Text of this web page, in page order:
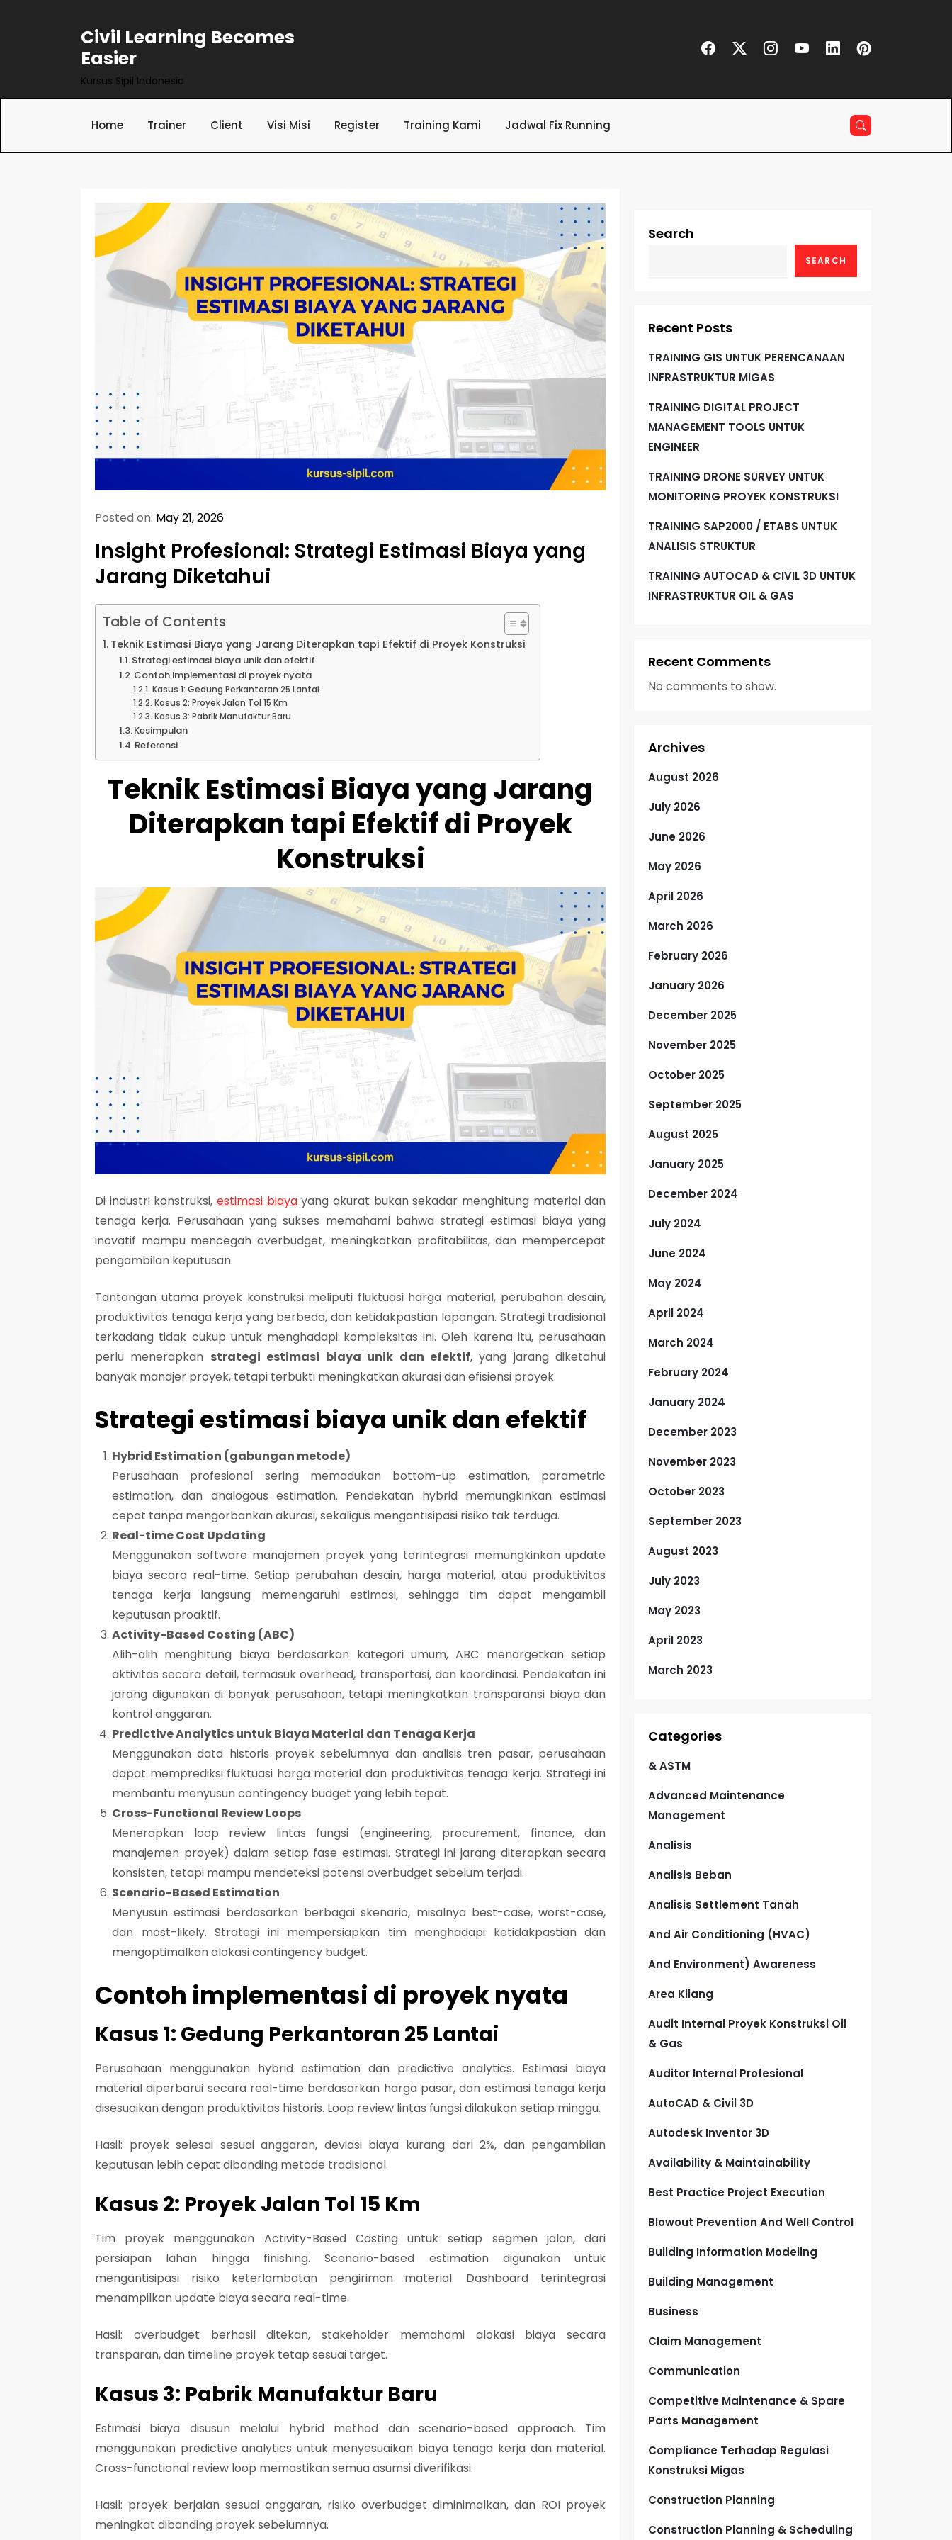
Civil Learning Becomes
Easier
Kursus Sipil Indonesia
Home Trainer Client Visi Misi Register Training Kami Jadwal Fix Running
Posted on: May 21, 2026
Insight Profesional: Strategi Estimasi Biaya yang
Jarang Diketahui
Table of Contents
Teknik Estimasi Biaya yang Jarang Diterapkan tapi Efektif di Proyek Konstruksi
Strategi estimasi biaya unik dan efektif
Contoh implementasi di proyek nyata
Kasus 1: Gedung Perkantoran 25 Lantai
Kasus 2: Proyek Jalan Tol 15 Km
Kasus 3: Pabrik Manufaktur Baru
Kesimpulan
Referensi
Teknik Estimasi Biaya yang Jarang
Diterapkan tapi Efektif di Proyek
Konstruksi
Di industri konstruksi, estimasi biayayang akurat bukan sekadar menghitung material dan
tenaga kerja. Perusahaan yang sukses memahami bahwa strategi estimasi biaya yang
inovatif mampu mencegah overbudget, meningkatkan profitabilitas, dan mempercepat
pengambilan keputusan.
Tantangan utama proyek konstruksi meliputi fluktuasi harga material, perubahan desain,
produktivitas tenaga kerja yang berbeda, dan ketidakpastian lapangan. Strategi tradisional
terkadang tidak cukup untuk menghadapi kompleksitas ini. Oleh karena itu, perusahaan
perlu menerapkan strategi estimasi biaya unik dan efektif, yang jarang diketahui
banyak manajer proyek, tetapi terbukti meningkatkan akurasi dan efisiensi proyek.
Strategi estimasi biaya unik dan efektif
Hybrid Estimation (gabungan metode)
Perusahaan profesional sering memadukan bottom-up estimation, parametric
estimation, dan analogous estimation. Pendekatan hybrid memungkinkan estimasi
cepat tanpa mengorbankan akurasi, sekaligus mengantisipasi risiko tak terduga.
Real-time Cost Updating
Menggunakan software manajemen proyek yang terintegrasi memungkinkan update
biaya secara real-time. Setiap perubahan desain, harga material, atau produktivitas
tenaga kerja langsung memengaruhi estimasi, sehingga tim dapat mengambil
keputusan proaktif.
Activity-Based Costing (ABC)
Alih-alih menghitung biaya berdasarkan kategori umum, ABC menargetkan setiap
aktivitas secara detail, termasuk overhead, transportasi, dan koordinasi. Pendekatan ini
jarang digunakan di banyak perusahaan, tetapi meningkatkan transparansi biaya dan
kontrol anggaran.
Predictive Analytics untuk Biaya Material dan Tenaga Kerja
Menggunakan data historis proyek sebelumnya dan analisis tren pasar, perusahaan
dapat memprediksi fluktuasi harga material dan produktivitas tenaga kerja. Strategi ini
membantu menyusun contingency budget yang lebih tepat.
Cross-Functional Review Loops
Menerapkan loop review lintas fungsi (engineering, procurement, finance, dan
manajemen proyek) dalam setiap fase estimasi. Strategi ini jarang diterapkan secara
konsisten, tetapi mampu mendeteksi potensi overbudget sebelum terjadi.
Scenario-Based Estimation
Menyusun estimasi berdasarkan berbagai skenario, misalnya best-case, worst-case,
dan most-likely. Strategi ini mempersiapkan tim menghadapi ketidakpastian dan
mengoptimalkan alokasi contingency budget.
Contoh implementasi di proyek nyata
Kasus 1: Gedung Perkantoran 25 Lantai
Perusahaan menggunakan hybrid estimation dan predictive analytics. Estimasi biaya
material diperbarui secara real-time berdasarkan harga pasar, dan estimasi tenaga kerja
disesuaikan dengan produktivitas historis. Loop review lintas fungsi dilakukan setiap minggu.
Hasil: proyek selesai sesuai anggaran, deviasi biaya kurang dari 2%, dan pengambilan
keputusan lebih cepat dibanding metode tradisional.
Kasus 2: Proyek Jalan Tol 15 Km
Tim proyek menggunakan Activity-Based Costing untuk setiap segmen jalan, dari
persiapan lahan hingga finishing. Scenario-based estimation digunakan untuk
mengantisipasi risiko keterlambatan pengiriman material. Dashboard terintegrasi
menampilkan update biaya secara real-time.
Hasil: overbudget berhasil ditekan, stakeholder memahami alokasi biaya secara
transparan, dan timeline proyek tetap sesuai target.
Kasus 3: Pabrik Manufaktur Baru
Estimasi biaya disusun melalui hybrid method dan scenario-based approach. Tim
menggunakan predictive analytics untuk menyesuaikan biaya tenaga kerja dan material.
Cross-functional review loop memastikan semua asumsi diverifikasi.
Hasil: proyek berjalan sesuai anggaran, risiko overbudget diminimalkan, dan ROI proyek
meningkat dibanding proyek sebelumnya.
Search
SEARCH
Recent Posts
TRAINING GIS UNTUK PERENCANAAN
INFRASTRUKTUR MIGAS
TRAINING DIGITAL PROJECT
MANAGEMENT TOOLS UNTUK
ENGINEER
TRAINING DRONE SURVEY UNTUK
MONITORING PROYEK KONSTRUKSI
TRAINING SAP2000 / ETABS UNTUK
ANALISIS STRUKTUR
TRAINING AUTOCAD & CIVIL 3D UNTUK
INFRASTRUKTUR OIL & GAS
Recent Comments
No comments to show.
Archives
August 2026
July 2026
June 2026
May 2026
April 2026
March 2026
February 2026
January 2026
December 2025
November 2025
October 2025
September 2025
August 2025
January 2025
December 2024
July 2024
June 2024
May 2024
April 2024
March 2024
February 2024
January 2024
December 2023
November 2023
October 2023
September 2023
August 2023
July 2023
May 2023
April 2023
March 2023
Categories
& ASTM
Advanced Maintenance
Management
Analisis
Analisis Beban
Analisis Settlement Tanah
And Air Conditioning (HVAC)
And Environment) Awareness
Area Kilang
Audit Internal Proyek Konstruksi Oil
& Gas
Auditor Internal Profesional
AutoCAD & Civil 3D
Autodesk Inventor 3D
Availability & Maintainability
Best Practice Project Execution
Blowout Prevention And Well Control
Building Information Modeling
Building Management
Business
Claim Management
Communication
Competitive Maintenance & Spare
Parts Management
Compliance Terhadap Regulasi
Konstruksi Migas
Construction Planning
Construction Planning & Scheduling